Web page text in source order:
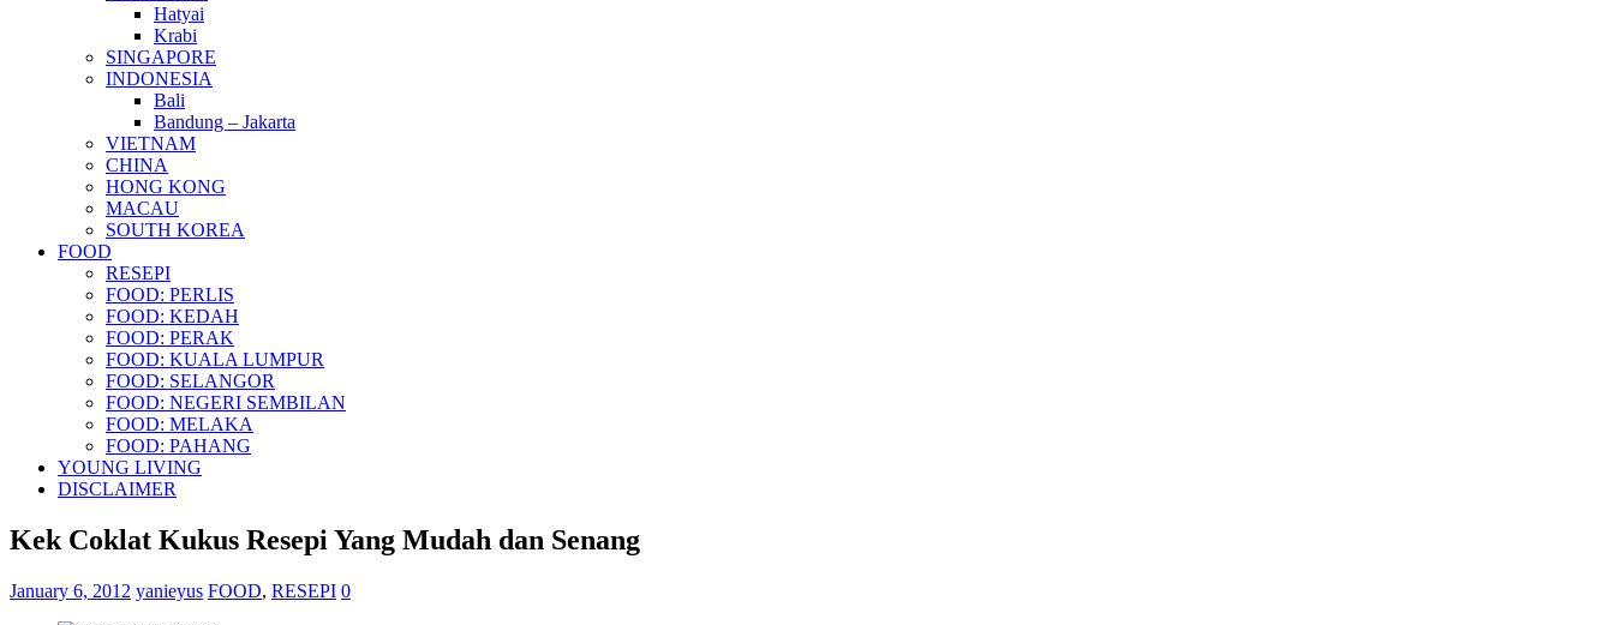
Hatyai
Krabi
SINGAPORE
INDONESIA
Bali
Bandung – Jakarta
VIETNAM
CHINA
HONG KONG
MACAU
SOUTH KOREA
FOOD
RESEPI
FOOD: PERLIS
FOOD: KEDAH
FOOD: PERAK
FOOD: KUALA LUMPUR
FOOD: SELANGOR
FOOD: NEGERI SEMBILAN
FOOD: MELAKA
FOOD: PAHANG
YOUNG LIVING
DISCLAIMER
Kek Coklat Kukus Resepi Yang Mudah dan Senang
January 6, 2012 yanieyus FOOD, RESEPI 0